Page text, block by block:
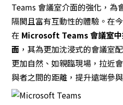
Teams 會議室介面的強化，為
隔閡且富有互動性的體驗。在
在 Microsoft Teams會議室
面 ，其為更加沈浸式的會議室
更加自然、如親臨現場，拉近
與者之間的距離，提升遠端參